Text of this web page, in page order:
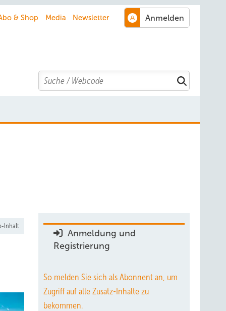
& Shop Media Newsletter
Search
Inhalt
Anmeldung und
Registrierung
So melden Sie sich als Abonnent an, um
Zugriff auf alle Zusatz-Inhalte zu
bekommen.